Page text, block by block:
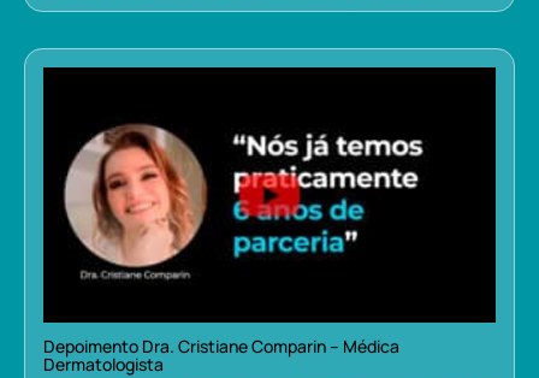
Depoimento Dra. Cristiane Comparin – Médica
Dermatologista